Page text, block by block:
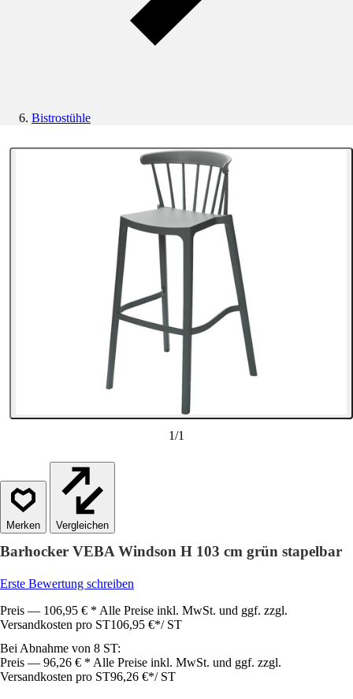
Bistrostühle
1/1
Vergleichen
Barhocker VEBA Windson H 103 cm grün stapelbar
Erste Bewertung schreiben
Preis — 106,95 € * Alle Preise inkl. MwSt. und ggf. zzgl.
Versandkosten pro ST106,95 €*/ ST
Bei Abnahme von 8 ST:
Preis — 96,26 € * Alle Preise inkl. MwSt. und ggf. zzgl.
Versandkosten pro ST96,26 €*/ ST